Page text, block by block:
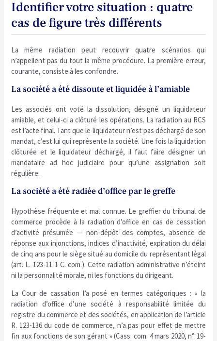
Identifier votre situation : quatre
cas de figure très différents
La même radiation peut recouvrir quatre scénarios qui
n’appellent pas du tout la même procédure. La première erreur,
courante, consiste à les confondre.
La société a été dissoute et liquidée à l’amiable
Les associés ont voté la dissolution, désigné un liquidateur
amiable, et celui-ci a clôturé les opérations. La radiation au RCS
est l’acte final. Tant que le liquidateur n’est pas déchargé de son
mandat, c’est lui qui représente la société. Une fois la liquidation
clôturée et le liquidateur déchargé, il faut faire désigner un
mandataire ad hoc judiciaire pour qu’une assignation soit
régulière.
La société a été radiée d’office par le greffe
Hypothèse fréquente et mal connue. Le greffier du tribunal de
commerce procède à la radiation d’office en cas de cessation
d’activité présumée — non-dépôt des comptes, absence de
réponse aux injonctions, indices d’inactivité, expiration du délai
de cinq ans pour le siège situé au domicile du représentant légal
(art. L. 123-11-1 C. com.). Cette radiation administrative n’éteint
ni la personnalité morale, ni les fonctions du dirigeant.
La Cour de cassation l’a posé en termes catégoriques : « la
radiation d’office d’une société à responsabilité limitée du
registre du commerce et des sociétés, en application de l’article
R. 123-136 du code de commerce, n’a pas pour effet de mettre
fin aux fonctions de son gérant » (Cass. com. 4 mars 2020, n° 19-